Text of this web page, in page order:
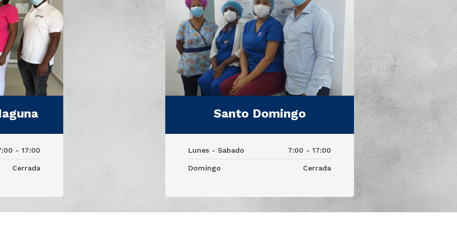
- 17:00
Cerrada
Santo Domingo
Lunes - Sabado 7:00 - 17:00
Domingo Cerrada